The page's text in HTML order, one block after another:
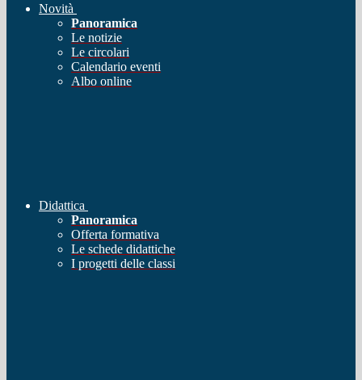
Novità
Panoramica
Le notizie
Le circolari
Calendario eventi
Albo online
Didattica
Panoramica
Offerta formativa
Le schede didattiche
I progetti delle classi